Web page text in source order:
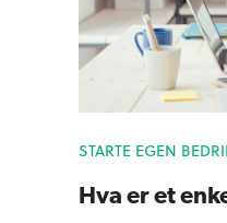
STARTE EGEN
Hva er et